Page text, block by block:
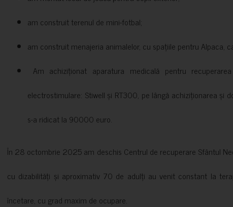
am construit terenul de mini-fotbal;
am construit menajeria animalelor, cu spațiile pentru Alpaca,
Am achiziționat aparatura medicală pentru
electrostimulare: Stiwell și RT300, pe lângă achiziționarea și
s-a ridicat la 90000 euro.
În 28 octombrie 2025 am deschis Centrul de recuperare Sfântul
cu dizabilități și aproximativ 70 de adulți au venit constant la
încetare, cu grad maxim de ocupare.